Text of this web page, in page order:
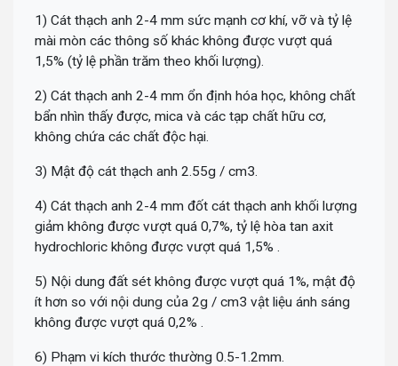
1) Cát thạch anh 2-4 mm sức mạnh cơ khí, vỡ và tỷ lệ
mài mòn các thông số khác không được vượt quá
1,5% (tỷ lệ phần trăm theo khối lượng).
2) Cát thạch anh 2-4 mm ổn định hóa học, không chất
bẩn nhìn thấy được, mica và các tạp chất hữu cơ,
không chứa các chất độc hại.
3) Mật độ cát thạch anh 2.55g / cm3.
4) Cát thạch anh 2-4 mm đốt cát thạch anh khối lượng
giảm không được vượt quá 0,7%, tỷ lệ hòa tan axit
hydrochloric không được vượt quá 1,5% .
5) Nội dung đất sét không được vượt quá 1%, mật độ
ít hơn so với nội dung của 2g / cm3 vật liệu ánh sáng
không được vượt quá 0,2% .
6) Phạm vi kích thước thường 0.5-1.2mm.